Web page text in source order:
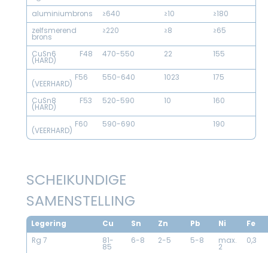
aluminiumbrons
≥640 ≥10
≥180
zelfsmerend
brons
≥220 ≥8 ≥65
CuSn6 F48
(HARD)
470-550 22 155
F56
(VEERHARD)
550-640 1023 175
CuSn8 F53
(HARD)
520-590 10 160
F60
(VEERHARD)
590-690 190
SCHEIKUNDIGE
SAMENSTELLING
Legering Cu Sn Zn Pb Ni
Fe
Rg 7
81-
85
6-8 2-5 5-8 max.
2
0,3